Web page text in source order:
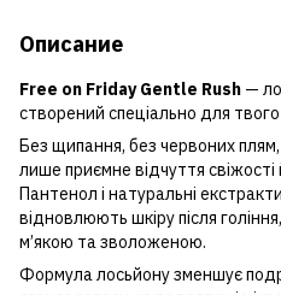
Описание
Free on Friday Gentle Rush —
створений спеціально для
Без щипання, без червоних
лише приємне відчуття свіжості
Пантенол і натуральні
відновлюють шкіру після
м’якою та зволоженою.
Формула лосьйону зменшує